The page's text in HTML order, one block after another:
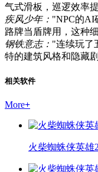
气式滑板，巡逻效率
疾风少年： "NPC的AI
路牌当盾牌用，这种
钢铁意志： "连续玩了
特的建筑风格和隐藏
相关软件
More+
火柴蜘蛛侠英雄